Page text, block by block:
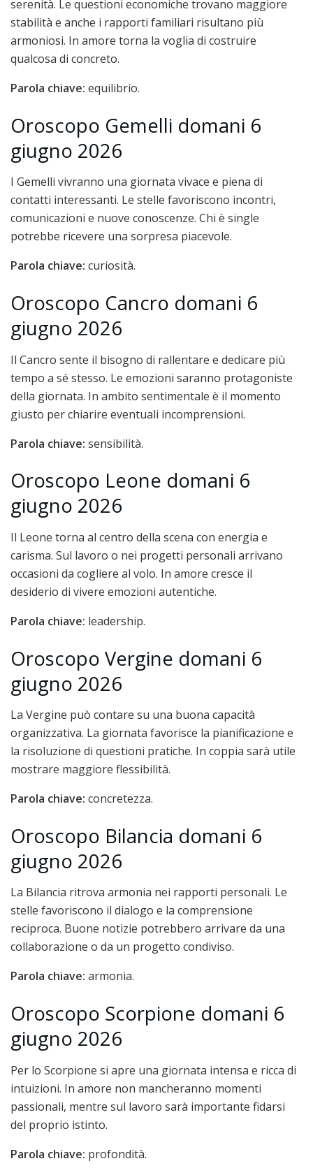
serenità. Le questioni economiche trovano maggiore
stabilità e anche i rapporti familiari risultano più
armoniosi. In amore torna la voglia di costruire
qualcosa di concreto.
Parola chiave: equilibrio.
Oroscopo Gemelli domani 6
giugno 2026
I Gemelli vivranno una giornata vivace e piena di
contatti interessanti. Le stelle favoriscono incontri,
comunicazioni e nuove conoscenze. Chi è single
potrebbe ricevere una sorpresa piacevole.
Parola chiave: curiosità.
Oroscopo Cancro domani 6
giugno 2026
Il Cancro sente il bisogno di rallentare e dedicare più
tempo a sé stesso. Le emozioni saranno protagoniste
della giornata. In ambito sentimentale è il momento
giusto per chiarire eventuali incomprensioni.
Parola chiave: sensibilità.
Oroscopo Leone domani 6
giugno 2026
Il Leone torna al centro della scena con energia e
carisma. Sul lavoro o nei progetti personali arrivano
occasioni da cogliere al volo. In amore cresce il
desiderio di vivere emozioni autentiche.
Parola chiave: leadership.
Oroscopo Vergine domani 6
giugno 2026
La Vergine può contare su una buona capacità
organizzativa. La giornata favorisce la pianificazione e
la risoluzione di questioni pratiche. In coppia sarà utile
mostrare maggiore flessibilità.
Parola chiave: concretezza.
Oroscopo Bilancia domani 6
giugno 2026
La Bilancia ritrova armonia nei rapporti personali. Le
stelle favoriscono il dialogo e la comprensione
reciproca. Buone notizie potrebbero arrivare da una
collaborazione o da un progetto condiviso.
Parola chiave: armonia.
Oroscopo Scorpione domani 6
giugno 2026
Per lo Scorpione si apre una giornata intensa e ricca di
intuizioni. In amore non mancheranno momenti
passionali, mentre sul lavoro sarà importante fidarsi
del proprio istinto.
Parola chiave: profondità.